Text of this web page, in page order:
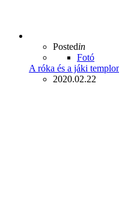
Postedin
Fotó
A róka és a jáki
2020.02.22